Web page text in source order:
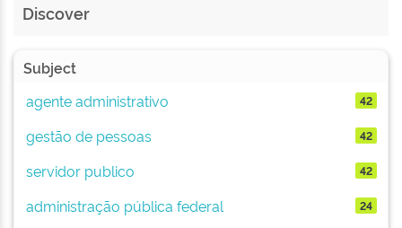
Discover
Subject
agente administrativo
42
gestão de pessoas 42
servidor publico 42
administração pública federal 24